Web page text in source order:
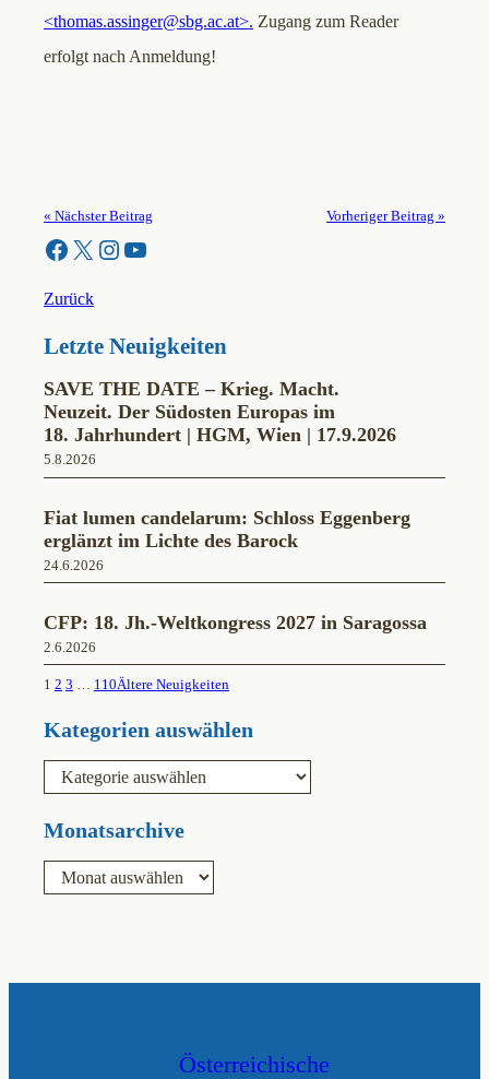
<thomas.assinger@sbg.ac.at>. Zugang zum Reader
erfolgt nach Anmeldung!
« Nächster Beitrag Vorheriger Beitrag »
Facebook X Instagram YouTube
Zurück
Letzte Neuigkeiten
SAVE THE DATE – Krieg. Macht.
Neuzeit. Der Südosten Europas im
18. Jahrhundert | HGM, Wien | 17.9.2026
5.8.2026
Fiat lumen candelarum: Schloss Eggenberg
erglänzt im Lichte des Barock
24.6.2026
CFP: 18. Jh.-Weltkongress 2027 in Saragossa
2.6.2026
1 2 3 … 110Ältere Neuigkeiten
Kategorien auswählen
e
g
i
Monatsarchive
Österreichische